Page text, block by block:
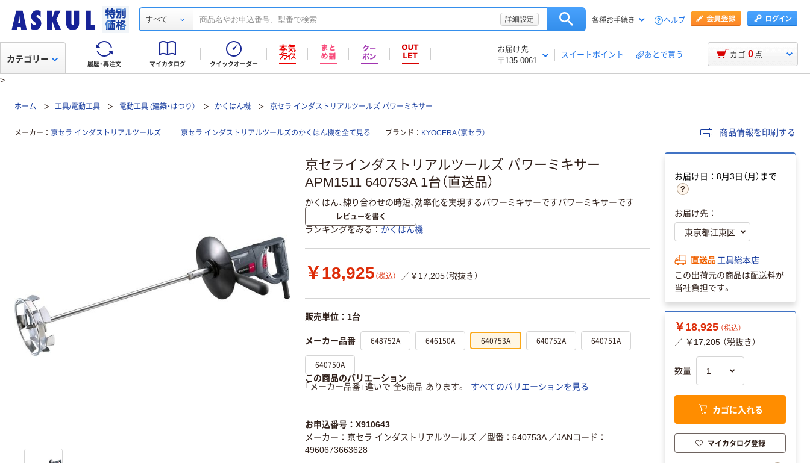
すべて 詳細設定 各種お手続き ヘルプ
履歴・再注文 マイカタログ クイックオーダー
お届け先
〒135-0061
スイートポイント あとで買う
カテゴリー カゴ 0 点
>
ホーム 工具/電動工具 電動工具 (建築・はつり） かくはん機 京セラ インダストリアルツールズ パワーミキサー
メーカー 京セラ インダストリアルツールズ 京セラ インダストリアルツールズのかくはん機を全て見る ブランド KYOCERA（京セラ） 商品情報を印刷する
京セラインダストリアルツールズ パワーミキサー
APM1511 640753A 1台（直送品）
かくはん、練り合わせの時短、効率化を実現するパワーミキサーですパワーミキサーです
レビューを書く
ランキングをみる かくはん機
￥18,925 （税込） ／￥17,205（税抜き）
販売単位：1台
メーカー品番 648752A 646150A 640753A 640752A 640751A
640750A
この商品のバリエーション
「メーカー品番」違いで 全5商品 あります。
すべてのバリエーションを見る
お申込番号：X910643
メーカー：京セラ インダストリアルツールズ ／型番：640753A ／JANコード：
4960673663628
お届け日：8月3日（月）まで
お届け先：
直送品 工具総本店
この出荷元の商品は配送料が
当社負担です。
￥18,925 （税込）
／ ￥17,205 （税抜き）
数量
カゴに入れる
マイカタログ登録